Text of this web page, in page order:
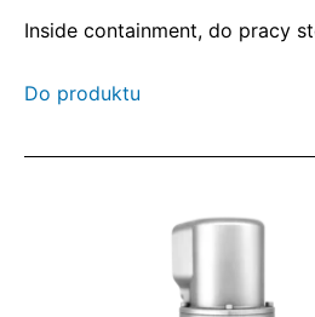
Inside containment, do pracy
Do produktu